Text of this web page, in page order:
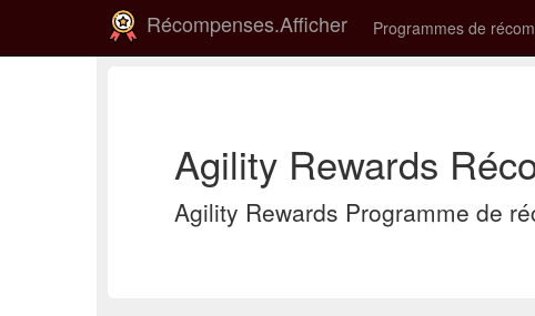
Récompenses.Afficher Programmes de
Agility Rewards
Agility Rewards Programme de